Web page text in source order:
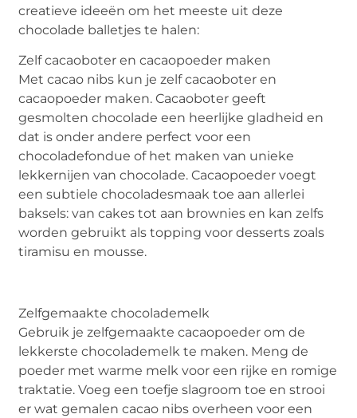
creatieve ideeën om het meeste uit deze
chocolade balletjes te halen:
Zelf cacaoboter en cacaopoeder maken
Met cacao nibs kun je zelf cacaoboter en
cacaopoeder maken. Cacaoboter geeft
gesmolten chocolade een heerlijke gladheid en
dat is onder andere perfect voor een
chocoladefondue of het maken van unieke
lekkernijen van chocolade. Cacaopoeder voegt
een subtiele chocoladesmaak toe aan allerlei
baksels: van cakes tot aan brownies en kan zelfs
worden gebruikt als topping voor desserts zoals
tiramisu en mousse.
Zelfgemaakte chocolademelk
Gebruik je zelfgemaakte cacaopoeder om de
lekkerste chocolademelk te maken. Meng de
poeder met warme melk voor een rijke en romige
traktatie. Voeg een toefje slagroom toe en strooi
er wat gemalen cacao nibs overheen voor een